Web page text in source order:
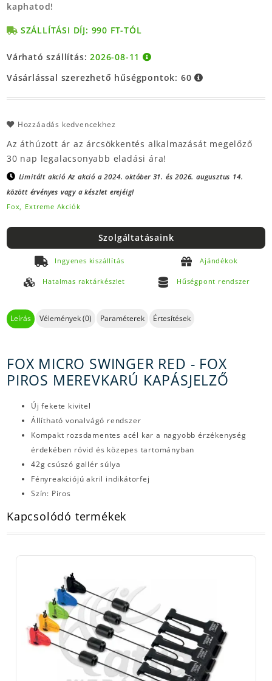
kaphatod!
SZÁLLÍTÁSI DÍJ: 990 FT-TÓL
Várható szállítás:2026-08-11
Vásárlással szerezhető hűségpontok: 60
Hozzáadás kedvencekhez
Az áthúzott ár az árcsökkentés alkalmazását megelőző
30 nap legalacsonyabb eladási ára!
Limitált akcióAz akció a 2024. október 31. és 2026. augusztus 14.
között érvényes vagy a készlet erejéig!
Fox, Extreme Akciók
Szolgáltatásaink
Ingyenes kiszállítás Ajándékok
Hatalmas raktárkészlet Hűségpont rendszer
Leírás Vélemények (0) Paraméterek Értesítések
FOX MICRO SWINGER RED - FOX
PIROS MEREVKARÚ KAPÁSJELZŐ
Új fekete kivitel
Állítható vonalvágó rendszer
Kompakt rozsdamentes acél kar a nagyobb érzékenység
érdekében rövid és közepes tartományban
42g csúszó gallér súlya
Fényreakciójú akril indikátorfej
Szín: Piros
Kapcsolódó termékek